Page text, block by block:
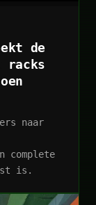
de
racks
naar
complete
is.